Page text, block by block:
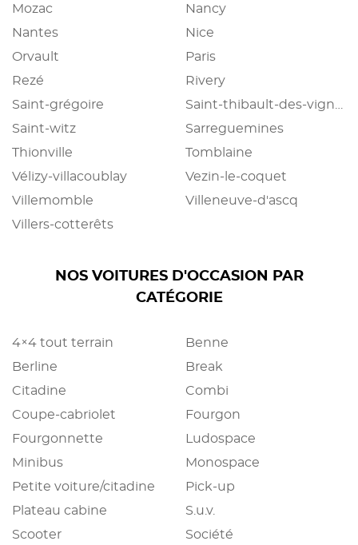
Mozac
Nancy
Nantes
Nice
Orvault
Paris
Rezé
Rivery
Saint-grégoire
Saint-witz
Sarreguemines
Thionville
Tomblaine
Vélizy-villacoublay
Vezin-le-coquet
Villemomble
Villeneuve-d'ascq
Villers-cotterêts
NOS VOITURES D'OCCASION PAR
CATÉGORIE
4×4 tout terrain
Benne
Berline
Break
Citadine
Combi
Coupe-cabriolet
Fourgon
Fourgonnette
Ludospace
Minibus
Monospace
Petite voiture/citadine
Pick-up
Plateau cabine
S.u.v.
Scooter
Société